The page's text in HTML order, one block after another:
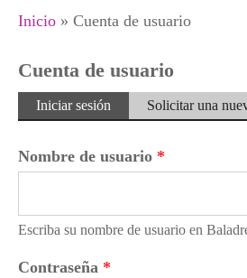
Se encuentra
Inicio » Cuenta de usuario
Cuenta de usuario
Solapas
Iniciar sesión (solapaSolicitar una
Nombre de usuario *
Escriba su nombre de usuario en
Contraseña *